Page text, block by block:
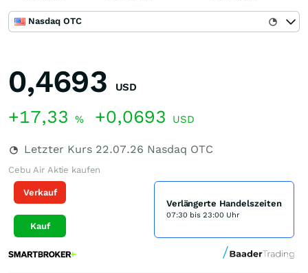
Nasdaq OTC
0,4693 USD
+17,33 % +0,0693 USD
Letzter Kurs 22.07.26 Nasdaq OTC
Cebu Air Aktie kaufen
Verkauf
Kauf
Verlängerte Handelszeiten
07:30 bis 23:00 Uhr